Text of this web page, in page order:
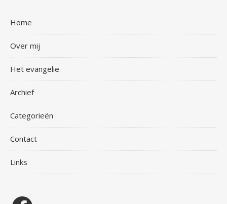
Home
Over mij
Het evangelie
Archief
Categorieën
Contact
Links
Facebook